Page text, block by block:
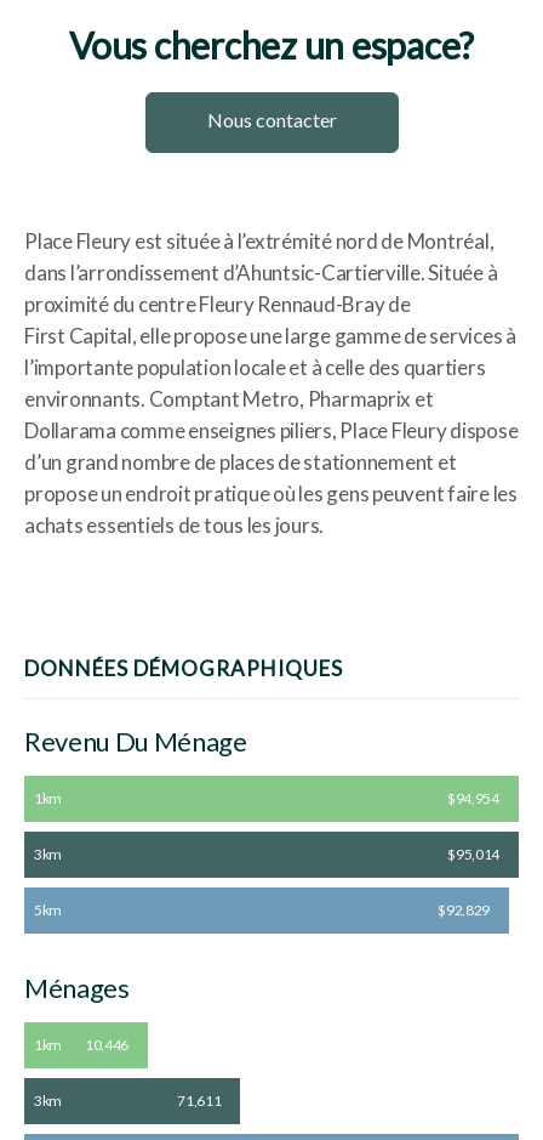
Vous cherchez un espace?
Nous contacter
Place Fleury est située à l’extrémité nord de Montréal,
dans l’arrondissement d’Ahuntsic-Cartierville. Située à
proximité du centre Fleury Rennaud-Bray de
First Capital, elle propose une large gamme de services à
l’importante population locale et à celle des quartiers
environnants. Comptant Metro, Pharmaprix et
Dollarama comme enseignes piliers, Place Fleury dispose
d’un grand nombre de places de stationnement et
propose un endroit pratique où les gens peuvent faire les
achats essentiels de tous les jours.
DONNÉES DÉMOGRAPHIQUES
Revenu Du Ménage
1km $94,954
3km $95,014
5km $92,829
Ménages
1km 10,446
3km 71,611